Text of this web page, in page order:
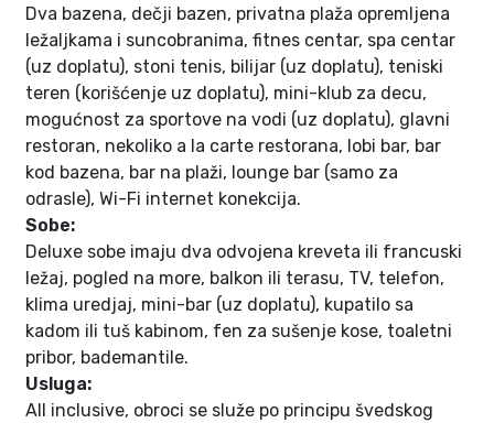
Dva bazena, dečji bazen, privatna plaža opremljena
ležaljkama i suncobranima, fitnes centar, spa centar
(uz doplatu), stoni tenis, bilijar (uz doplatu), teniski
teren (korišćenje uz doplatu), mini-klub za decu,
mogućnost za sportove na vodi (uz doplatu), glavni
restoran, nekoliko a la carte restorana, lobi bar, bar
kod bazena, bar na plaži, lounge bar (samo za
odrasle), Wi-Fi internet konekcija.
Sobe:
Deluxe sobe imaju dva odvojena kreveta ili francuski
ležaj, pogled na more, balkon ili terasu, TV, telefon,
klima uredjaj, mini-bar (uz doplatu), kupatilo sa
kadom ili tuš kabinom, fen za sušenje kose, toaletni
pribor, bademantile.
Usluga:
All inclusive, obroci se služe po principu švedskog